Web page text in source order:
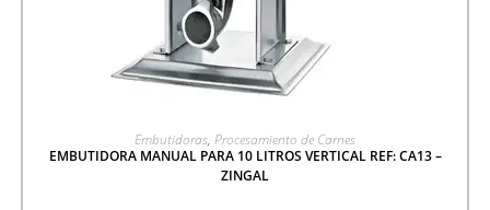
AGREGAR A COTIZACIÓN
Embutidoras, Procesamiento de Carnes
EMBUTIDORA MANUAL PARA 10 LITROS VERTICAL REF: CA13 –
ZINGAL